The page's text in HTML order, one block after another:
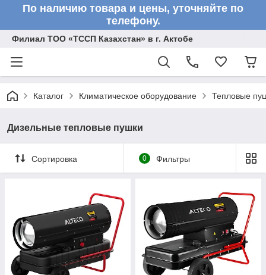
По наличию товара и цены, уточняйте по
телефону.
Филиал ТОО «ТССП Казахстан» в г. Актобе
Каталог Климатическое оборудование Тепловые
Дизельные тепловые пушки
Сортировка 0 Фильтры